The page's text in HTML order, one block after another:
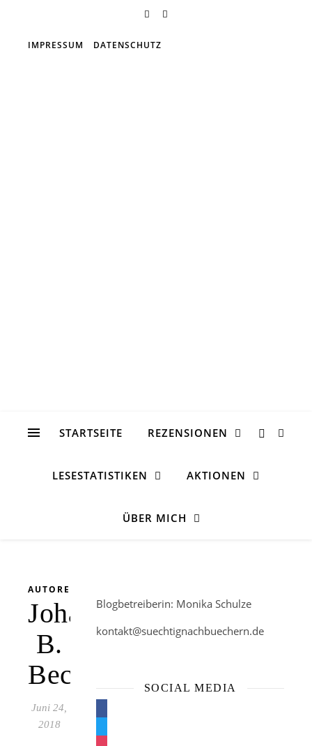
IMPRESSUM DATENSCHUTZ
STARTSEITE REZENSIONEN
LESESTATISTIKEN AKTIONEN
ÜBER MICH
AUTORENINTERVIEW
Johanna
B.
Becking
Juni 24,
2018
Blogbetreiberin: Monika Schulze
kontakt@suechtignachbuechern.de
SOCIAL MEDIA